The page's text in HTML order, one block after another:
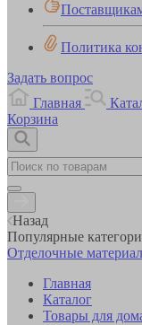
Политика
Задать вопрос
Главная
Корзина
Назад
Популярные
Отделочные
Главная
Каталог
Товары для